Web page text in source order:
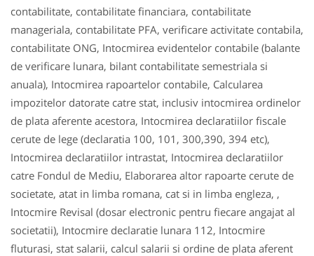
contabilitate, contabilitate financiara, contabilitate
manageriala, contabilitate PFA, verificare activitate contabila,
contabilitate ONG, Intocmirea evidentelor contabile (balante
de verificare lunara, bilant contabilitate semestriala si
anuala), Intocmirea rapoartelor contabile, Calcularea
impozitelor datorate catre stat, inclusiv intocmirea ordinelor
de plata aferente acestora, Intocmirea declaratiilor fiscale
cerute de lege (declaratia 100, 101, 300,390, 394 etc),
Intocmirea declaratiilor intrastat, Intocmirea declaratiilor
catre Fondul de Mediu, Elaborarea altor rapoarte cerute de
societate, atat in limba romana, cat si in limba engleza, ,
Intocmire Revisal (dosar electronic pentru fiecare angajat al
societatii), Intocmire declaratie lunara 112, Intocmire
fluturasi, stat salarii, calcul salarii si ordine de plata aferent